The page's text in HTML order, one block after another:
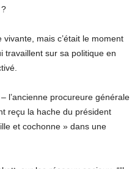
mais c’était le moment
travaillent sur sa politique en
l’ancienne procureure générale
reçu la hache du président
et cochonne » dans une